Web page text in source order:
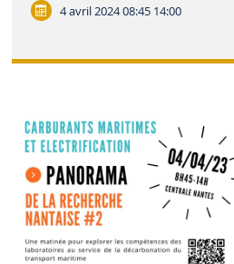
4 avril 202408:45 14:00